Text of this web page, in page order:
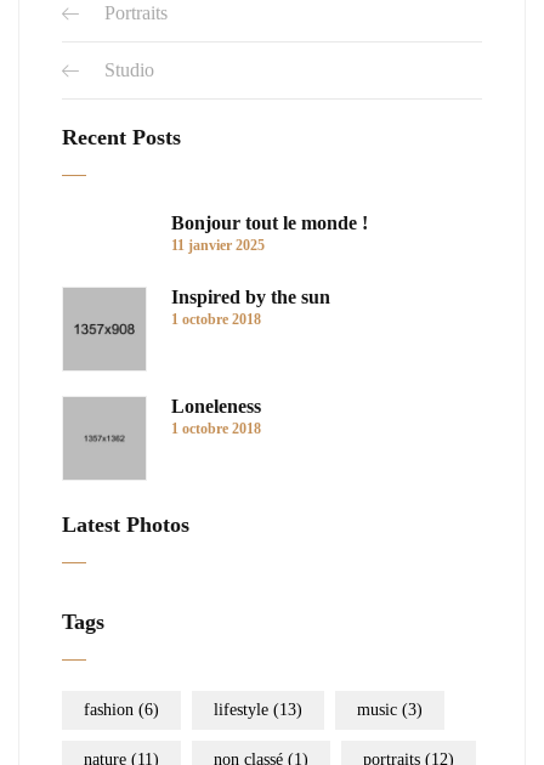
Portraits
Studio
Recent Posts
Bonjour tout le monde !
11 janvier 2025
Inspired by the sun
1 octobre 2018
Loneleness
1 octobre 2018
Latest Photos
Tags
fashion (6) lifestyle (13) music (3)
nature (11) non classé (1) portraits (12)